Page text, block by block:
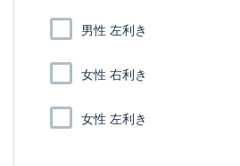
男性 左利き
女性 右利き
女性 左利き